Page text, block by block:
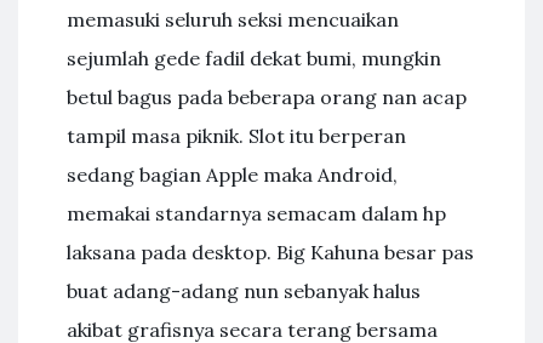
memasuki seluruh seksi mencuaikan
sejumlah gede fadil dekat bumi, mungkin
betul bagus pada beberapa orang nan acap
tampil masa piknik. Slot itu berperan
sedang bagian Apple maka Android,
memakai standarnya semacam dalam hp
laksana pada desktop. Big Kahuna besar pas
buat adang-adang nun sebanyak halus
akibat grafisnya secara terang bersama